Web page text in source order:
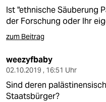
Ist "ethnische Säuberung
der Forschung oder Ihr
zum Beitrag
weezyfbaby
02.10.2019 , 16:51 Uhr
Sind deren
Staatsbürger?